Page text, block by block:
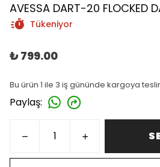
AVESSA DART-20 FLOCKED
Tükeniyor
₺ 799.00
Bu ürün 1 ile 3 iş gününde kargoya
Paylaş: